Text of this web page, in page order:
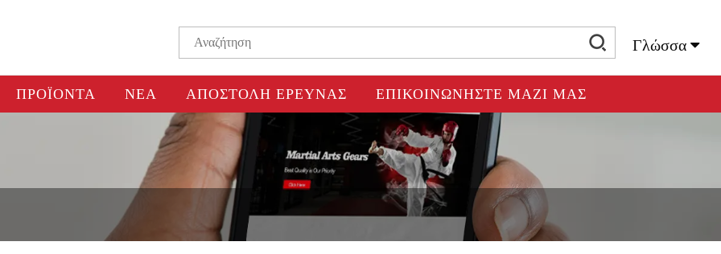
Γλώσσα
ΠΡΟΪΌΝΤΑ ΝΈΑ ΑΠΟΣΤΟΛΉ ΈΡΕΥΝΑΣ ΕΠΙΚΟΙΝΩΝΉΣΤΕ ΜΑΖΊ ΜΑΣ